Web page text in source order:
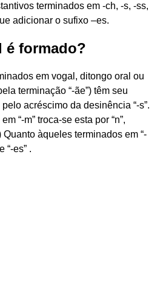
terminados em -ch, -s, -ss,
adicionar o sufixo –es.
é formado?
em vogal, ditongo oral ou
terminação “-ãe”) têm seu
acréscimo da desinência “-s”.
“-m” troca-se esta por “n”,
Quanto àqueles terminados em “-
“-es” .